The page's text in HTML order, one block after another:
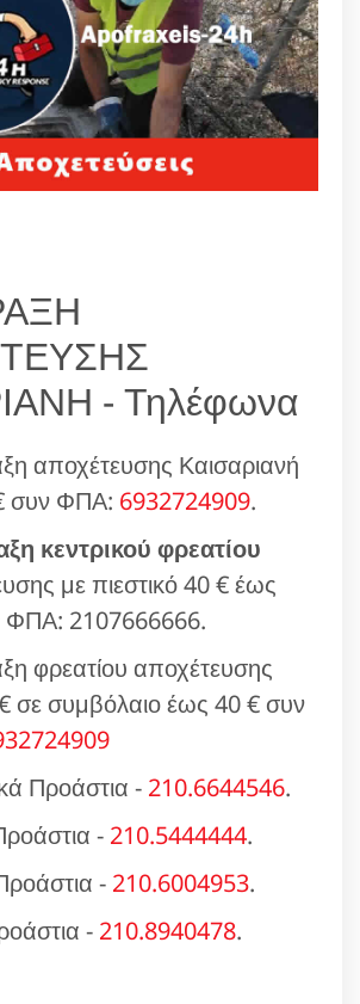
- Τηλέφωνα
αποχέτευσης Καισαριανή
συν ΦΠΑ: 6932724909.
κεντρικού φρεατίου
με πιεστικό 40 € έως
ΦΠΑ: 2107666666.
φρεατίου αποχέτευσης
σε συμβόλαιο έως 40 € συν
Προάστια - 210.6644546.
- 210.5444444.
- 210.6004953.
- 210.8940478.